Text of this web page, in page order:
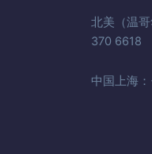
北美（温
370 6618
中国上海